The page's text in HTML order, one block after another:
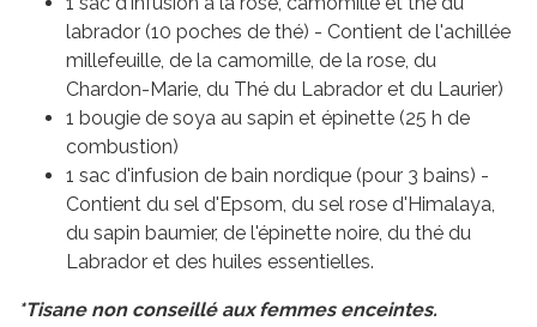
labrador (10 poches de thé) - Contient de l'achillée
millefeuille, de la camomille, de la rose, du
Chardon-Marie, du Thé du Labrador et du Laurier)
1 bougie de soya au sapin et épinette (25 h de
combustion)
1 sac d'infusion de bain nordique (pour 3 bains) -
Contient du sel d'Epsom, du sel rose d'Himalaya,
du sapin baumier, de l'épinette noire, du thé du
Labrador et des huiles essentielles.
*Tisane non conseillé aux femmes enceintes.